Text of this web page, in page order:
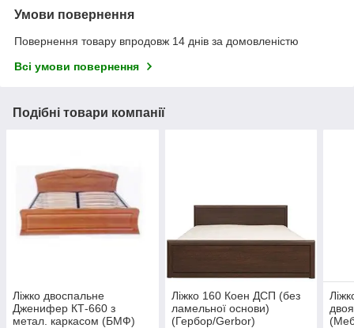
Умови повернення
Повернення товару впродовж 14 днів за домовленістю
Всі умови повернення
Подібні товари компанії
Ліжко двоспальне
Дженифер КТ-660 з
метал. каркасом (БМФ)
Ліжко 160 Коен ДСП (без
ламельної основи)
(Гербор/Gerbor)